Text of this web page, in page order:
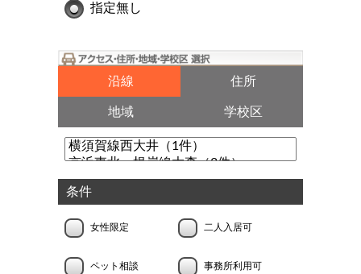
指定無し
沿線 住所
地域 学校区
条件
女性限定 二人入居可
ペット相談 事務所利用可